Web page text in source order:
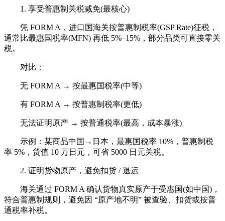
1. 享受普惠制关税减免(最核心)
凭 FORM A，进口国海关按普惠制税率(GSP Rate)征税，
通常比最惠国税率(MFN) 再低 5%–15%，部分品类可直接零关
税。
对比：
无 FORM A → 按最惠国税率(中等)
有 FORM A → 按普惠制税率(更低)
无法证明原产 → 按普通税率(最高，成本暴涨)
示例：某商品中国→日本，最惠国税率 10%，普惠制税
率 5%，货值 10 万日元，可省 5000 日元关税。
2. 证明货物原产，避免扣货 / 退运
海关通过 FORM A 确认货物真实原产于受惠国(如中国)，
符合普惠制规则，避免因 “原产地不明” 被查验、扣货或按普
通税率补税。